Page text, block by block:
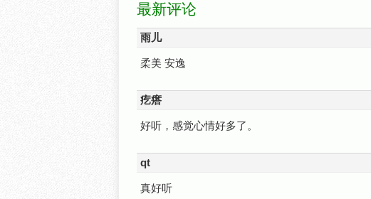
最新评论
雨儿
柔美 安逸
疙瘩
好听，感觉心情好多了。
qt
真好听